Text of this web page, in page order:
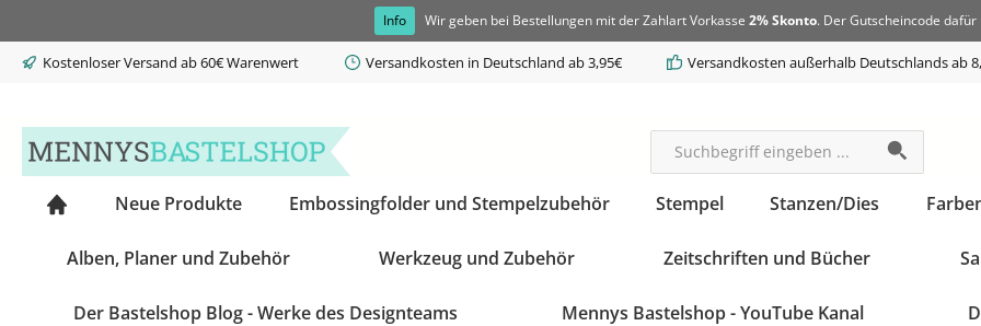
Info Wir geben bei Bestellungen mit der Zahlart Vorkasse 2% Skonto. Der Gutscheincode dafür
Kostenloser Versand ab 60€ Warenwert Versandkosten in Deutschland ab 3,95€ Versandkosten außerhalb Deutschlands ab
Neue Produkte Embossingfolder und Stempelzubehör Stempel Stanzen/Dies
Alben, Planer und Zubehör Werkzeug und Zubehör Zeitschriften und Bücher
Der Bastelshop Blog - Werke des Designteams Mennys Bastelshop - YouTube Kanal